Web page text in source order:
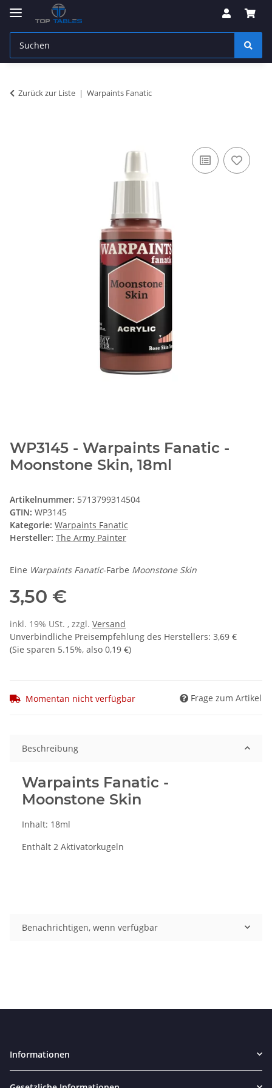
Zurück zur Liste Warpaints Fanatic
WP3145 - Warpaints Fanatic -
Moonstone Skin, 18ml
Artikelnummer: 5713799314504
GTIN: WP3145
Kategorie: Warpaints Fanatic
Hersteller: The Army Painter
Eine Warpaints Fanatic-Farbe Moonstone Skin
3,50 €
inkl. 19% USt. , zzgl. Versand
Unverbindliche Preisempfehlung des Herstellers: 3,69 €
(Sie sparen 5.15%, also 0,19 €)
Momentan nicht verfügbar Frage zum Artikel
Beschreibung
Warpaints Fanatic -
Moonstone Skin
Inhalt: 18ml
Enthält 2 Aktivatorkugeln
Benachrichtigen, wenn verfügbar
Informationen